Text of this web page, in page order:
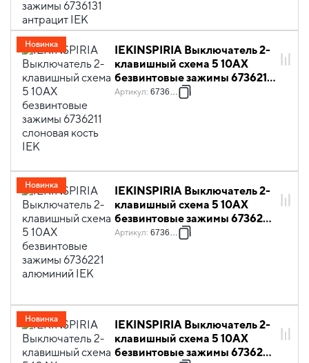
IEKINSPIRIA Выключатель 2-
клавишный схема 5 10АХ
безвинтовые зажимы 6736211
слоновая кость IEK
Артикул: 6736211
Новинка
IEKINSPIRIA Выключатель 2-
клавишный схема 5 10АХ
безвинтовые зажимы 6736221
алюминий IEK
Артикул: 6736221
Новинка
IEKINSPIRIA Выключатель 2-
клавишный схема 5 10АХ
безвинтовые зажимы 6736231
Новинка